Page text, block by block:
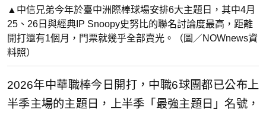
▲中信兄弟今年於臺中洲際棒球場安排6大主題日，其中4月
25、26日與經典IP Snoopy史努比的聯名討論度最高，距離
開打還有1個月，門票就幾乎全部賣光。（圖／NOWnews資
料照）
2026年中華職棒今日開打，中職6球團都已公布上
半季主場的主題日，上半季「最強主題日」名號，